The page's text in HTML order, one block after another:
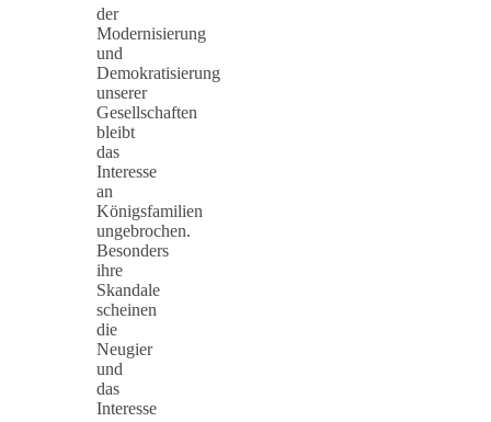
der
Modernisierung
und
Demokratisierung
unserer
Gesellschaften
bleibt
das
Interesse
an
Königsfamilien
ungebrochen.
Besonders
ihre
Skandale
scheinen
die
Neugier
und
das
Interesse